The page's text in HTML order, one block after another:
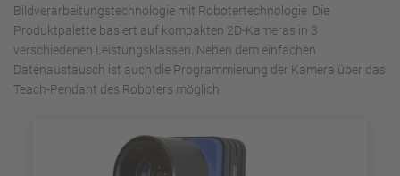
Bildverarbeitungstechnologie mit Robotertechnologie. Die
Produktpalette basiert auf kompakten 2D-Kameras in 3
verschiedenen Leistungsklassen. Neben dem einfachen
Datenaustausch ist auch die Programmierung der Kamera über das
Teach-Pendant des Roboters möglich.